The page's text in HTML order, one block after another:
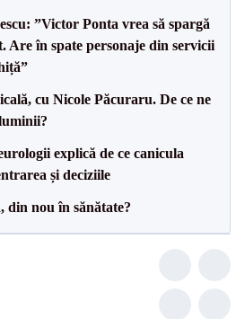
”Victor Ponta vrea să spargă
Are în spate personaje din servicii
cu Nicole Păcuraru. De ce ne
explică de ce canicula
și deciziile
din nou în sănătate?